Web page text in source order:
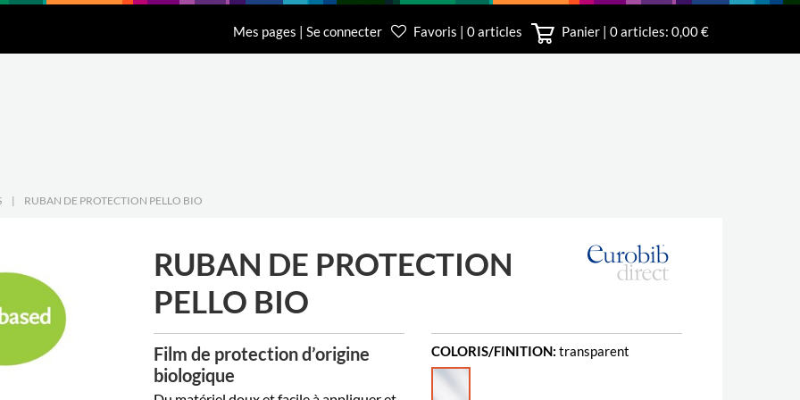
Mes pages | Se connecter Favoris | 0 articles Panier | 0articles: 0,00 €
01 64 68 06 06
Accueil Eurobib Direct
01 86 65 59 70
| RUBAN DE PROTECTION PELLO BIO
RUBAN DE PROTECTION
PELLO BIO
Film de protection d’origine
biologique
COLORIS/FINITION: transparent